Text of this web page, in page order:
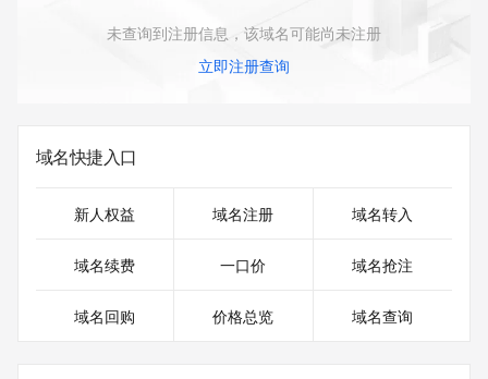
未查询到注册信息，该域名可能尚未注册
立即注册查询
域名快捷入口
新人权益 域名注册 域名转入
域名续费 一口价 域名抢注
域名回购 价格总览 域名查询